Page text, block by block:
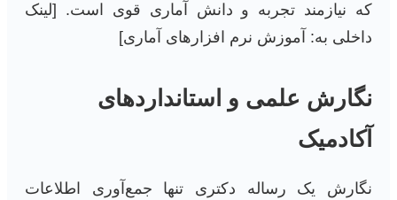
که نیازمند تجربه و دانش آماری قوی است. [لینک
داخلی به: آموزش نرم افزارهای آماری]
نگارش علمی و استانداردهای
آکادمیک
نگارش یک رساله دکتری تنها جمع‌آوری اطلاعات